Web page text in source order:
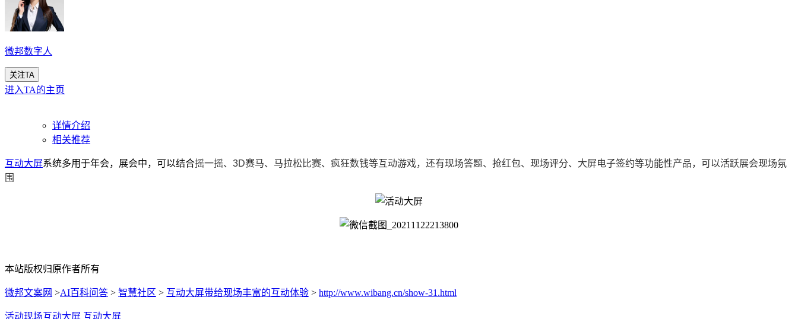
微邦数字人
关注TA
进入TA的主页
详情介绍
相关推荐
互动大屏系统多用于年会，展会中，可以结合摇一摇、3D赛马、马拉松比赛、疯狂数钱等互动游戏，还有现场答题、抢红包、现场评分、大屏电子签约等功能性产品，可以活跃展会现场氛
围
本站版权归原作者所有
微邦文案网 >AI百科问答 > 智慧社区 > 互动大屏带给现场丰富的互动体验 > http://www.wibang.cn/show-31.html
活动现场互动大屏 互动大屏